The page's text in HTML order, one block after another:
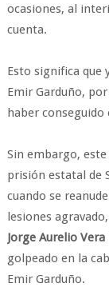
ocasiones, al
cuenta.
Esto significa que
Emir Garduño,
haber
Sin embargo, este
prisión estatal de
cuando se
lesiones
Jorge Aurelio
golpeado en la
Emir Garduño.